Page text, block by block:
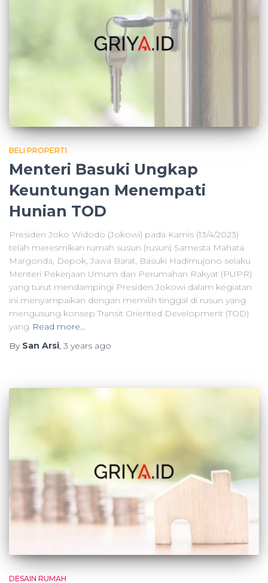
BELI PROPERTI
Menteri Basuki Ungkap
Keuntungan Menempati
Hunian TOD
Presiden Joko Widodo (Jokowi) pada Kamis (13/4/2023)
telah meresmikan rumah susun (rusun) Samesta Mahata
Margonda, Depok, Jawa Barat, Basuki Hadimujono selaku
Menteri Pekerjaan Umum dan Perumahan Rakyat (PUPR)
yang turut mendampingi Presiden Jokowi dalam kegiatan
ini menyampaikan dengan memilih tinggal di rusun yang
mengusung konsep Transit Oriented Development (TOD)
yang Read more…
By San Arsi, 3 years ago
DESAIN RUMAH